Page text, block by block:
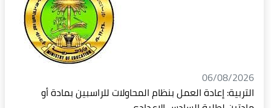
06/08/2026
التربية: إعادة العمل بنظام المحاولات للراسبين بمادة أو